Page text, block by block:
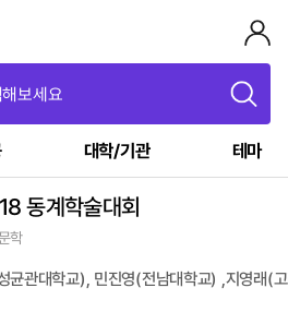
보세요
대학/기관 테마
동계학술대회
학
균관대학교), 민진영(전남대학교) ,지영래(